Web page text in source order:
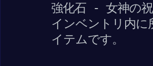
強化石 - 女神の
インベントリ内
イテムです。